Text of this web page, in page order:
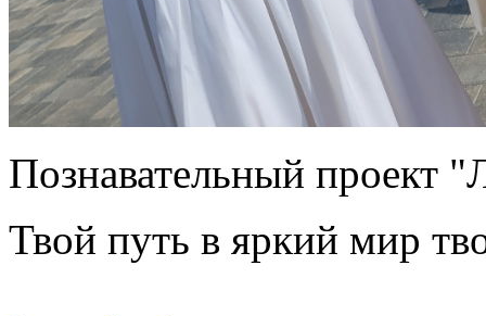
Познавательный проект
Твой путь в яркий мир